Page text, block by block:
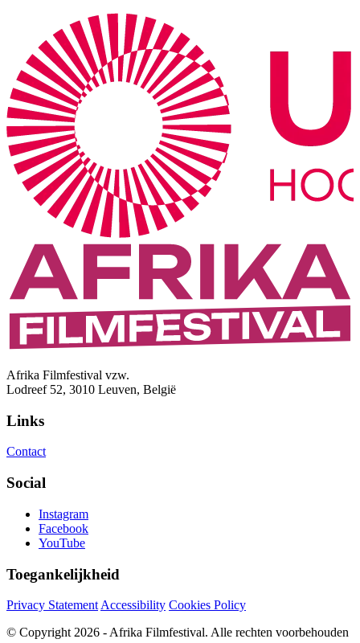
Afrika Filmfestival vzw.
Lodreef 52, 3010 Leuven, België
Links
Contact
Social
Instagram
Facebook
YouTube
Toegankelijkheid
Privacy Statement Accessibility Cookies Policy
© Copyright 2026 - Afrika Filmfestival. Alle rechten voorbehouden